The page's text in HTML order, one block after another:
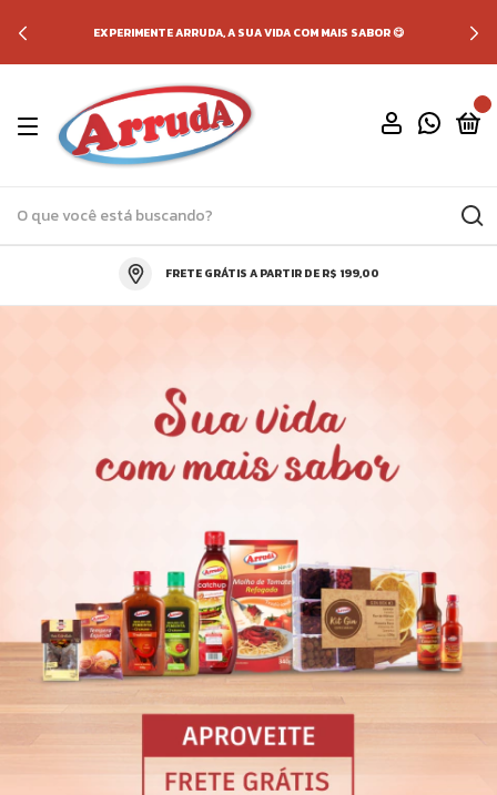
EXPERIMENTE ARRUDA, A SUA VIDA COM MAIS SABOR 😋
FRETE GRÁTIS A PARTIR DE R$ 199,00